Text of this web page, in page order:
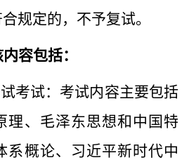
规定的，不予复试。
容包括：
考试：考试内容主要包括
理、毛泽东思想和中国特
系概论、习近平新时代中